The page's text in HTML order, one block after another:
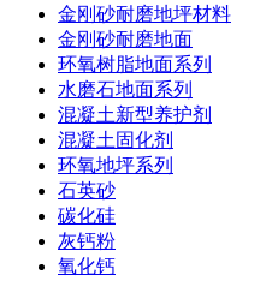
金刚砂耐磨地坪材料
金刚砂耐磨地面
环氧树脂地面系列
水磨石地面系列
混凝土新型养护剂
混凝土固化剂
环氧地坪系列
石英砂
碳化硅
灰钙粉
氧化钙